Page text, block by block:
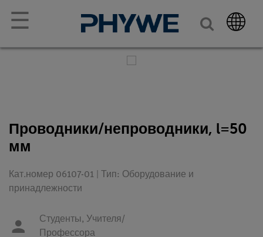
☰
Проводники/непроводники, l=50
мм
Кат.номер 06107-01 | Тип: Оборудование и
принадлежности
Студенты, Учителя/
Профессора